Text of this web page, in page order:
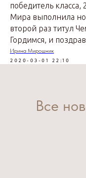
победитель класса,
Мира выполнила
второй раз титул
Гордимся, и
Ирина Мирошник
2020-03-01 22:10
Все